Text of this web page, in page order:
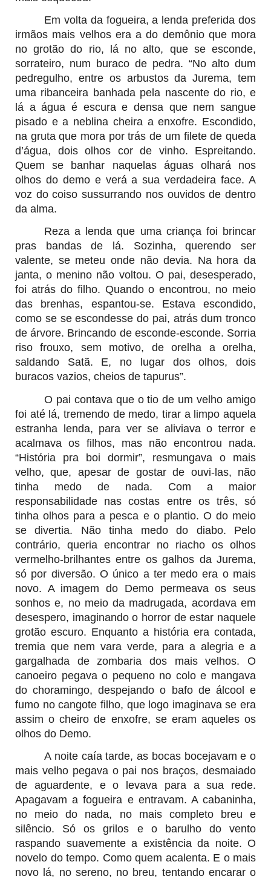
Em volta da fogueira, a lenda preferida dos
irmãos mais velhos era a do demônio que mora
no grotão do rio, lá no alto, que se esconde,
sorrateiro, num buraco de pedra. “No alto dum
pedregulho, entre os arbustos da Jurema, tem
uma ribanceira banhada pela nascente do rio, e
lá a água é escura e densa que nem sangue
pisado e a neblina cheira a enxofre. Escondido,
na gruta que mora por trás de um filete de queda
d’água, dois olhos cor de vinho. Espreitando.
Quem se banhar naquelas águas olhará nos
olhos do demo e verá a sua verdadeira face. A
voz do coiso sussurrando nos ouvidos de dentro
da alma.
Reza a lenda que uma criança foi brincar
pras bandas de lá. Sozinha, querendo ser
valente, se meteu onde não devia. Na hora da
janta, o menino não voltou. O pai, desesperado,
foi atrás do filho. Quando o encontrou, no meio
das brenhas, espantou-se. Estava escondido,
como se se escondesse do pai, atrás dum tronco
de árvore. Brincando de esconde-esconde. Sorria
riso frouxo, sem motivo, de orelha a orelha,
saldando Satã. E, no lugar dos olhos, dois
buracos vazios, cheios de tapurus”.
O pai contava que o tio de um velho amigo
foi até lá, tremendo de medo, tirar a limpo aquela
estranha lenda, para ver se aliviava o terror e
acalmava os filhos, mas não encontrou nada.
“História pra boi dormir”, resmungava o mais
velho, que, apesar de gostar de ouvi-las, não
tinha medo de nada. Com a maior
responsabilidade nas costas entre os três, só
tinha olhos para a pesca e o plantio. O do meio
se divertia. Não tinha medo do diabo. Pelo
contrário, queria encontrar no riacho os olhos
vermelho-brilhantes entre os galhos da Jurema,
só por diversão. O único a ter medo era o mais
novo. A imagem do Demo permeava os seus
sonhos e, no meio da madrugada, acordava em
desespero, imaginando o horror de estar naquele
grotão escuro. Enquanto a história era contada,
tremia que nem vara verde, para a alegria e a
gargalhada de zombaria dos mais velhos. O
canoeiro pegava o pequeno no colo e mangava
do choramingo, despejando o bafo de álcool e
fumo no cangote filho, que logo imaginava se era
assim o cheiro de enxofre, se eram aqueles os
olhos do Demo.
A noite caía tarde, as bocas bocejavam e o
mais velho pegava o pai nos braços, desmaiado
de aguardente, e o levava para a sua rede.
Apagavam a fogueira e entravam. A cabaninha,
no meio do nada, no mais completo breu e
silêncio. Só os grilos e o barulho do vento
raspando suavemente a existência da noite. O
novelo do tempo. Como quem acalenta. E o mais
novo lá, no sereno, no breu, tentando encarar o